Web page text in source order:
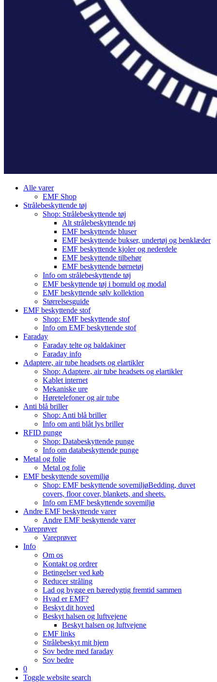
Alle varer
EMF Shop
Strålebeskyttende tøj
Shop: Strålebeskyttende tøj
Alt strålebeskyttende tøj
EMF beskyttende bluser
EMF beskyttende bukser, undertøj og benklæder
EMF beskyttende kjoler og nederdele
EMF beskyttende tilbehør
EMF beskyttende børnetøj
Info om strålebeskyttende tøj
EMF beskyttende tøj i bomuld og modal
EMF beskyttende sølv kollektion
Størrelsesguide
EMF beskyttende stof
Shop: EMF beskyttende stof
Info om EMF beskyttende stof
Faraday
Faraday telte og baldakiner
Faraday info
Adaptere, air tube headsets og elartikler
Shop: Adaptere, air tube headsets og elartikler
Kablet internet
Mekaniske ure
Høretelefoner og air tube
Anti blå briller
Shop: Anti blå briller
Info om anti blåt lys briller
RFID punge
Shop: Databeskyttende punge
Info om databeskyttende punge
Metal og folie
Metal og folie
EMF beskyttende sovemiljø
Shop: EMF beskyttende sovemiljøBedding, duvet
covers, floor cover, blankets, and sheets.
Info om EMF beskyttende sovemiljø
Andre EMF beskyttende varer
Andre EMF beskyttende varer
Vareprøver
Vareprøver
Info
Om os
Kontakt og ordrer
Betingelser ved køb
Reducer stråling
Lad og bygge en bæredygtig fremtid sammen
Hvad er EMF?
Beskyt dit hoved
Beskyt halsen og luftvejene
Beskyt halsen og luftvejene
EMF links
Strålebeskyt mit hjem
Sov bedre med faraday
Sov bedre
0
Toggle website search